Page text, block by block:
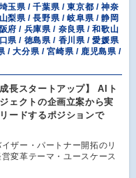
玉県 / 千葉県 / 東京都 / 神奈
梨県 / 長野県 / 岐阜県 / 静岡
府 / 兵庫県 / 奈良県 / 和歌山
県 / 徳島県 / 香川県 / 愛媛県
/ 大分県 / 宮崎県 / 鹿児島県 /
長スタートアップ】 AIト
ェクトの企画立案から実
ードするポジションで
ザー・パートナー開拓のリ
変革テーマ・ユースケース